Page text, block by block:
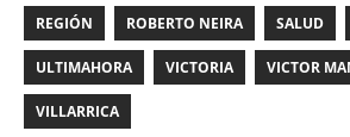
REGIÓN ROBERTO NEIRA SALUD
ULTIMAHORA VICTORIA VICTOR
VILLARRICA